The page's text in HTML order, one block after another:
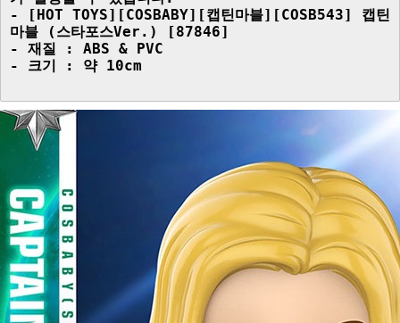
- [HOT TOYS][COSBABY][캡틴마블][COSB543] 캡틴
마블 (스타포스Ver.) [87846]
- 재질 : ABS & PVC
- 크기 : 약 10cm